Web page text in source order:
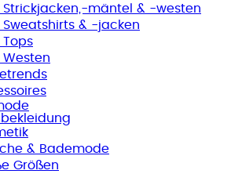
Strickjacken,-mäntel & -westen
Sweatshirts & -jacken
Tops
Westen
& Bademode
Größen